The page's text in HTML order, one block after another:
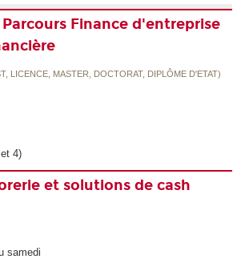
Finance d'entreprise
LICENCE, MASTER, DOCTORAT, DIPLÔME D'ETAT)
4)
et solutions de cash
samedi